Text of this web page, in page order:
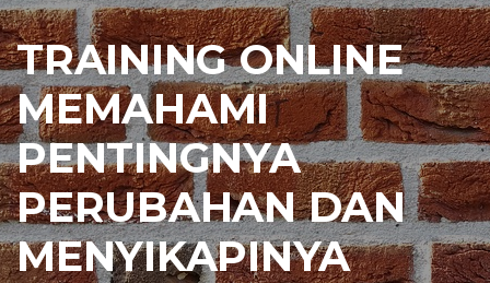
TRAINING ONLINE
MEMAHAMI
PENTINGNYA
PERUBAHAN DAN
MENYIKAPINYA